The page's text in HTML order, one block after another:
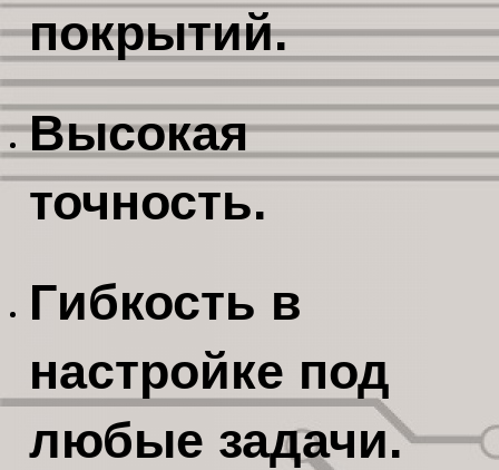
покрытий.
Высокая
точность.
Гибкость в
настройке под
любые задачи.